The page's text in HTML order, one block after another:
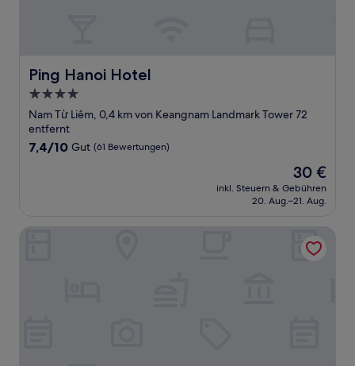
Ping Hanoi Hotel
Ping Hanoi Hotel
4.0-
Sterne-
Unterkunft
Nam Từ Liêm, 0,4 km von Keangnam Landmark Tower 72
entfernt
7.4
7,4/10 Gut (61 Bewertungen)
Der
Preis
beträgt
30 €
inkl. Steuern & Gebühren
20. Aug.–21. Aug.